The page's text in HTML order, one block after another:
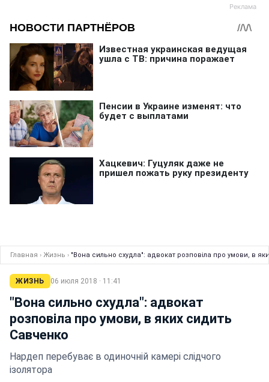
Главная › Жизнь › "Вона сильно схудла": адвокат розповіла про умови, в
ЖИЗНЬ 06 июля 2018 · 11:41
"Вона сильно схудла": адвокат
розповіла про умови, в яких сидить
Савченко
Нардеп перебуває в одиночній камері слідчого
ізолятора